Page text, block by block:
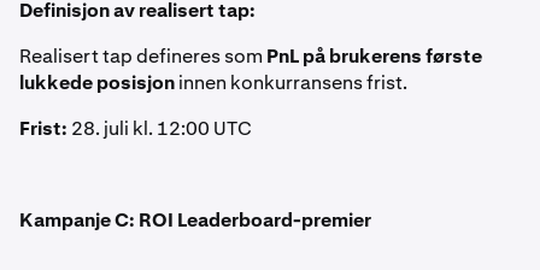
Definisjon av realisert tap:
Realisert tap defineres som PnL på brukerens første
lukkede posisjoninnen konkurransens frist.
Frist: 28. juli kl. 12:00 UTC
Kampanje C: ROI Leaderboard-premier